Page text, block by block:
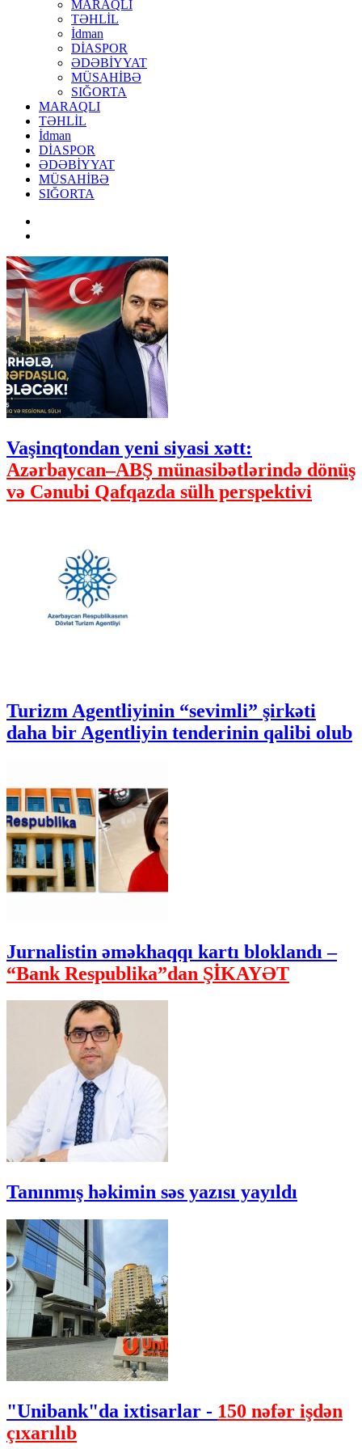
MARAQLI
TƏHLİL
İdman
DİASPOR
ƏDƏBİYYAT
MÜSAHİBƏ
SIĞORTA
MARAQLI
TƏHLİL
İdman
DİASPOR
ƏDƏBİYYAT
MÜSAHİBƏ
SIĞORTA
Vaşinqtondan yeni siyasi xətt:
Azərbaycan–ABŞ münasibətlərində dönüş
və Cənubi Qafqazda sülh perspektivi
Turizm Agentliyinin “sevimli” şirkəti
daha bir Agentliyin tenderinin qalibi olub
Jurnalistin əməkhaqqı kartı bloklandı –
“Bank Respublika”dan ŞİKAYƏT
Tanınmış həkimin səs yazısı yayıldı
"Unibank"da ixtisarlar - 150 nəfər işdən
çıxarılıb